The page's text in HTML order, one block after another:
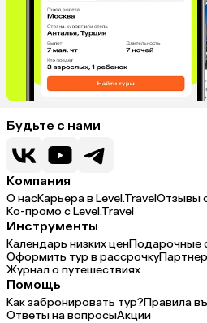
Будьте с нами
Компания
О насКарьера в Level.TravelОтзывы
Ко-промо с Level.Travel
Инструменты
Календарь низких ценПодарочные
Оформить тур в рассрочку
Журнал о путешествиях
Помощь
Как забронировать тур?Правила
Ответы на вопросыАкции